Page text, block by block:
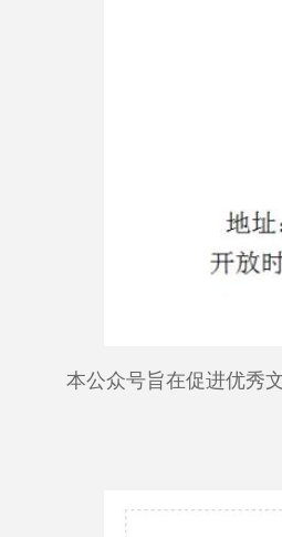
本公众号旨在促进优秀